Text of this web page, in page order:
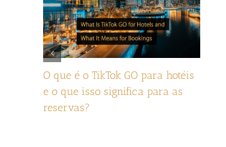
O que é o TikTok GO para hotéis
e o que isso significa para as
reservas?